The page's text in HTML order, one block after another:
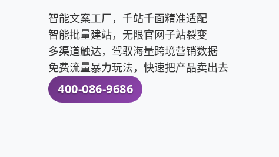
智能文案工厂，千站千面精准适配
智能批量建站，无限官网子站裂变
多渠道触达，驾驭海量跨境营销数据
免费流量暴力玩法，快速把产品卖出去
400-086-9686